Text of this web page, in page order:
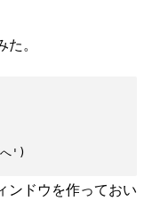
。
')
ンドウを作っておい